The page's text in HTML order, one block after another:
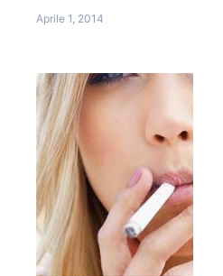
Aprile 1, 2014